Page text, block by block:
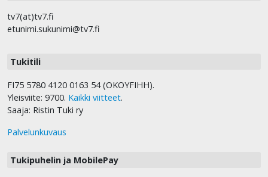
tv7(at)tv7.fi
etunimi.sukunimi@tv7.fi
Tukitili
FI75 5780 4120 0163 54 (OKOYFIHH).
Yleisviite: 9700. Kaikki viitteet.
Saaja: Ristin Tuki ry
Palvelunkuvaus
Tukipuhelin ja MobilePay